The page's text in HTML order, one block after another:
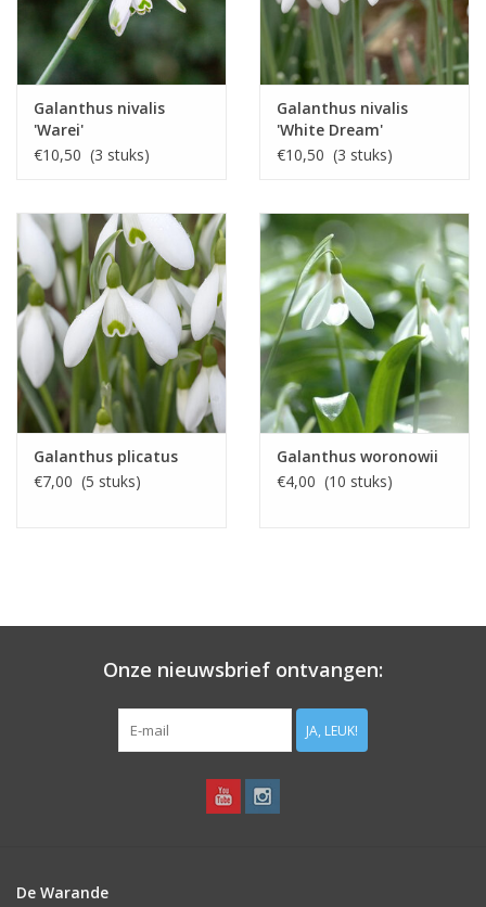
Galanthus nivalis
'Warei'
€10,50 (3 stuks)
Galanthus nivalis
'White Dream'
€10,50 (3 stuks)
Galanthus plicatus
€7,00 (5 stuks)
Galanthus woronowii
€4,00 (10 stuks)
Onze nieuwsbrief ontvangen:
JA, LEUK!
De Warande